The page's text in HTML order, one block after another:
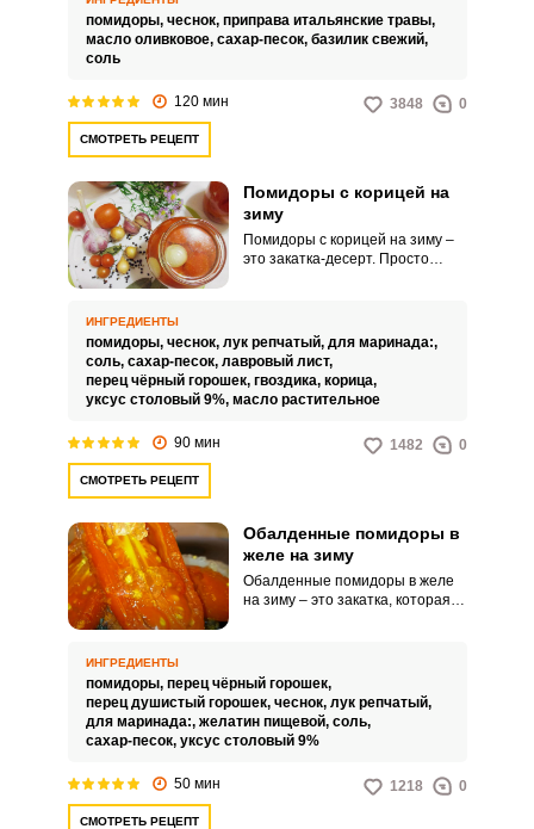
авокадо и микрозеленью.
помидоры, чеснок, приправа итальянские травы,
масло оливковое, сахар-песок, базилик свежий,
соль
120 мин 3848 0
СМОТРЕТЬ РЕЦЕПТ
Помидоры с корицей на
зиму
Помидоры с корицей на зиму –
это закатка-десерт. Просто
известен и передаётся с
советских времён.
ИНГРЕДИЕНТЫ
помидоры, чеснок, лук репчатый, для маринада:,
соль, сахар-песок, лавровый лист,
перец чёрный горошек, гвоздика, корица,
уксус столовый 9%, масло растительное
90 мин 1482 0
СМОТРЕТЬ РЕЦЕПТ
Обалденные помидоры в
желе на зиму
Обалденные помидоры в желе
на зиму – это закатка, которая
виде или дополнять гарнир.
Попробуйте хоть один раз
приготовить помидоры данным
способом, и вы просто
ИНГРЕДИЕНТЫ
помидоры, перец чёрный горошек,
перец душистый горошек, чеснок, лук репчатый,
для маринада:, желатин пищевой, соль,
сахар-песок, уксус столовый 9%
50 мин 1218 0
СМОТРЕТЬ РЕЦЕПТ